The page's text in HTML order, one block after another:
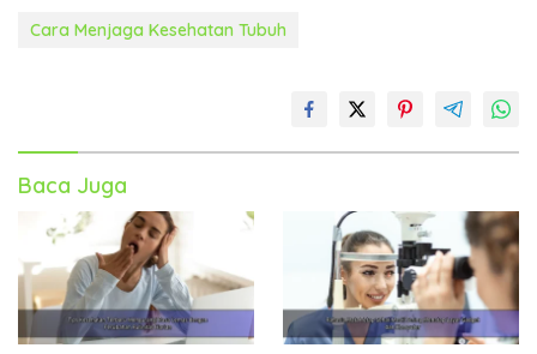
Cara Menjaga Kesehatan Tubuh
Baca Juga